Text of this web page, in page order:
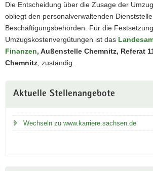
Die Entscheidung über die Zusage der
obliegt den personalverwaltenden
Beschäftigungsbehörden. Für die
Umzugskostenvergütungen ist das
Finanzen, Außenstelle Chemnitz, Referat
Chemnitz , zuständig.
Information
Aktuelle Stellenangebote
Wechseln zu www.karriere.sachsen.de